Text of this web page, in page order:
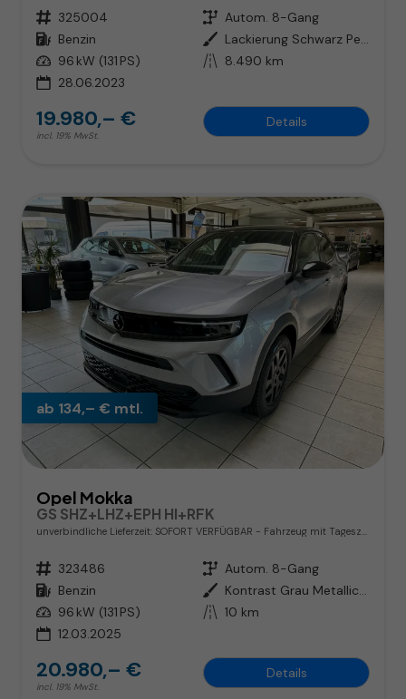
Fahrzeugnr. 325004 Getriebe Autom. 8-Gang
Kraftstoff Benzin Außenfarbe
Lackierung Schwarz Perla Nera/Typ Außenverkleidung Metallic-Lackierung
Leistung 96 kW (131 PS) Kilometerstand 8.490 km
28.06.2023
19.980,– €
incl. 19% MwSt.
Details
ab 134,– € mtl.
Opel Mokka
GS SHZ+LHZ+EPH HI+RFK
unverbindliche Lieferzeit: SOFORT VERFÜGBAR Fahrzeug mit Tageszulassung
Fahrzeugnr. 323486 Getriebe Autom. 8-Gang
Kraftstoff Benzin Außenfarbe
Kontrast Grau Metallic / Dach: Schwarz
Leistung 96 kW (131 PS) Kilometerstand 10 km
12.03.2025
20.980,– €
incl. 19% MwSt.
Details